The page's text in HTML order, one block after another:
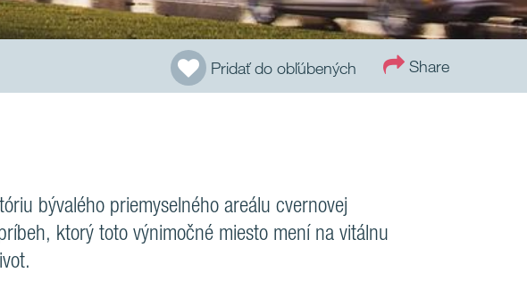
Pridať do obľúbených Share
bývalého priemyselného areálu cvernovej
ktorý toto výnimočné miesto mení na vitálnu